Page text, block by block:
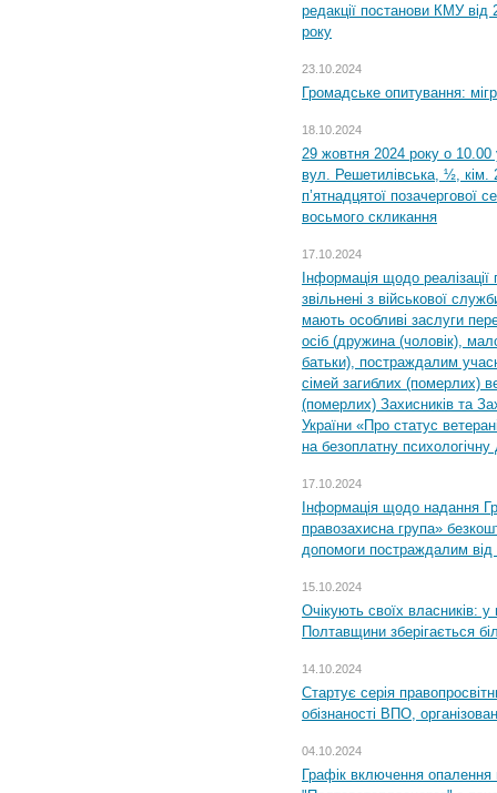
редакції постанови КМУ
року
23.10.2024
Громадське опитування:
18.10.2024
29 жовтня 2024 року о 10.00
вул. Решетилівська, ½, кім.
п’ятнадцятої позачергової
восьмого скликання
17.10.2024
Інформація щодо
звільнені з військової
мають особливі заслуги
осіб (дружина (чоловік),
батьки), постраждалим
сімей загиблих (померлих)
(померлих) Захисників та
України «Про статус
на безоплатну психологічну
17.10.2024
Інформація щодо надання
правозахисна група»
допомоги постраждалим від
15.10.2024
Очікують своїх власників: у
Полтавщини зберігається
14.10.2024
Стартує серія
обізнаності ВПО,
04.10.2024
Графік включення